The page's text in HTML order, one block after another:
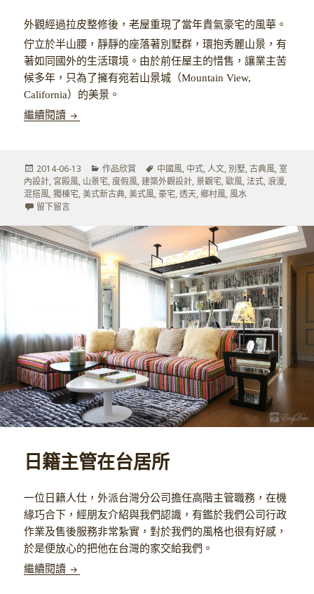
外觀經過拉皮整修後，老屋重現了當年貴氣豪宅的風華。
佇立於半山腰，靜靜的座落著別墅群，環抱秀麗山景，有
著如同國外的生活環境。由於前任屋主的惜售，讓業主苦
候多年，只為了擁有宛若山景城（Mountain View,
California）的美景。
繼續閱讀 三代同堂的幸福居所－外觀篇
發
佈
於
2014-06-13
分
類
作品欣賞
標
籤
中國風, 中式,人文, 別墅,古典風,室
內設計, 宮殿風, 山景宅,度假風,建築外觀設計,景觀宅,歐風, 法式,浪漫,
混搭風,獨棟宅,美式新古典,美式風,豪宅,透天,鄉村風, 風水
留下留言在 三代同堂的幸福居所－外觀篇
日籍主管在台居所
一位日籍人仕，外派台灣分公司擔任高階主管職務，在機
緣巧合下，經朋友介紹與我們認識，有鑑於我們公司行政
作業及售後服務非常紮實，對於我們的風格也很有好感，
於是便放心的把他在台灣的家交給我們。
繼續閱讀 日籍主管在台居所